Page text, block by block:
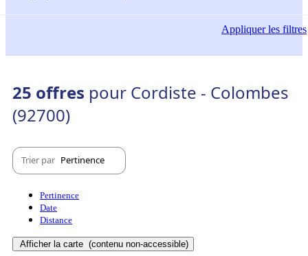
Appliquerles filtres
25 offres pour Cordiste - Colombes
(92700)
Trier par Pertinence
Pertinence
Date
Distance
Afficher la carte (contenu non-accessible)